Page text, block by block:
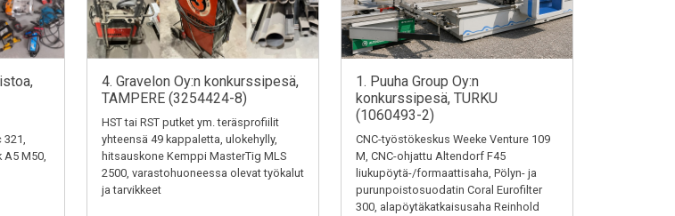
321,
A5 M50,
4. Gravelon Oy:n konkurssipesä,
TAMPERE (3254424-8)
HST tai RST putket ym. teräsprofiilit
yhteensä 49 kappaletta, ulokehylly,
hitsauskone Kemppi MasterTig MLS
2500, varastohuoneessa olevat työkalut
ja tarvikkeet
1. Puuha Group Oy:n
konkurssipesä, TURKU
(1060493-2)
CNC-työstökeskus Weeke Venture 109
M, CNC-ohjattu Altendorf F45
liukupöytä-/formaattisaha, Pölyn- ja
purunpoistosuodatin Coral Eurofilter
300, alapöytäkatkaisusaha Reinhold